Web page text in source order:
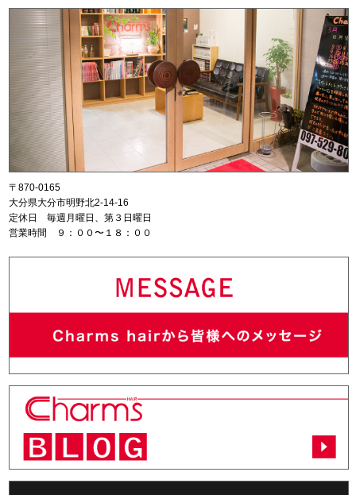
〒870-0165
大分県大分市明野北2-14-16
定休日 毎週月曜日、第３日曜日
営業時間 ９：００〜１８：００